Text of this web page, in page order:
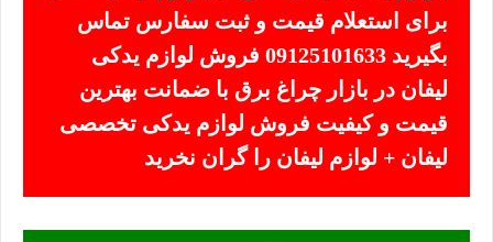
برای استعلام قیمت و ثبت سفارس تماس
بگیرید 09125101633 فروش لوازم یدکی
لیفان در بازار چراغ برق با ضمانت بهترین
قیمت و کیفیت فروش لوازم یدکی تخصصی
لیفان + لوازم لیفان را گران نخرید